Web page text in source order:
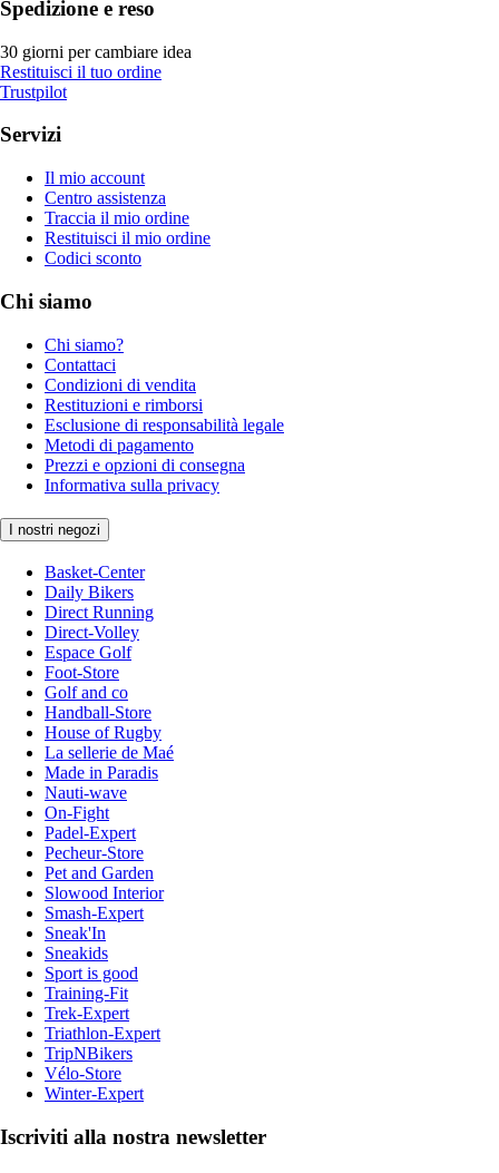
Spedizione e reso
30 giorni per cambiare idea
Restituisci il tuo ordine
Trustpilot
Servizi
Il mio account
Centro assistenza
Traccia il mio ordine
Restituisci il mio ordine
Codici sconto
Chi siamo
Chi siamo?
Contattaci
Condizioni di vendita
Restituzioni e rimborsi
Esclusione di responsabilità legale
Metodi di pagamento
Prezzi e opzioni di consegna
Informativa sulla privacy
I nostri negozi
Basket-Center
Daily Bikers
Direct Running
Direct-Volley
Espace Golf
Foot-Store
Golf and co
Handball-Store
House of Rugby
La sellerie de Maé
Made in Paradis
Nauti-wave
On-Fight
Padel-Expert
Pecheur-Store
Pet and Garden
Slowood Interior
Smash-Expert
Sneak'In
Sneakids
Sport is good
Training-Fit
Trek-Expert
Triathlon-Expert
TripNBikers
Vélo-Store
Winter-Expert
Iscriviti alla nostra newsletter